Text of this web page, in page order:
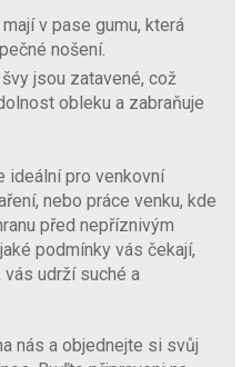
v pase gumu, která
nošení.
jsou zatavené, což
obleku a zabraňuje
ideální pro venkovní
nebo práce venku, kde
před nepříznivým
podmínky vás čekají,
udrží suché a
nás a objednejte si svůj